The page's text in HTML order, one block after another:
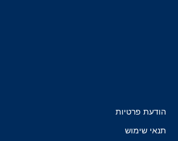
הודעת פרטיות
תנאי שימוש